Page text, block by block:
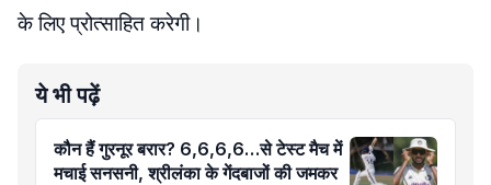
के लिए प्रोत्साहित करेगी।
ये भी पढ़ें
कौन हैं गुरनूर बरार? 6,6,6,6…से टेस्ट मैच में
मचाई सनसनी, श्रीलंका के गेंदबाजों की जमकर